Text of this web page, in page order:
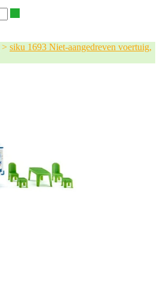
> siku 1693 Niet-aangedreven voertuig,